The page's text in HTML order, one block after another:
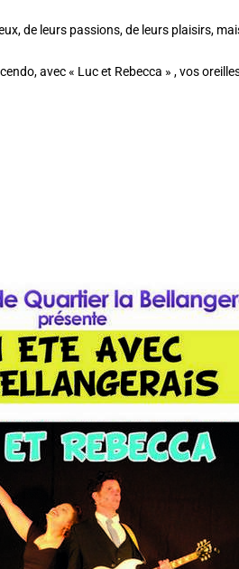
de leurs passions, de leurs plaisirs,
avec « Luc et Rebecca » , vos